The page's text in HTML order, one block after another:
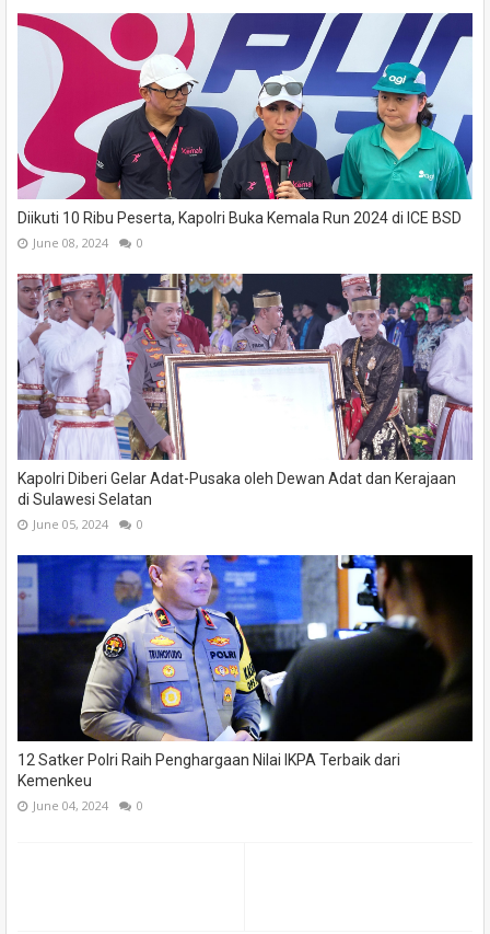
Diikuti 10 Ribu Peserta, Kapolri Buka Kemala Run 2024 di ICE BSD
June 08, 2024 0
Kapolri Diberi Gelar Adat-Pusaka oleh Dewan Adat dan Kerajaan
di Sulawesi Selatan
June 05, 2024 0
12 Satker Polri Raih Penghargaan Nilai IKPA Terbaik dari
Kemenkeu
June 04, 2024 0